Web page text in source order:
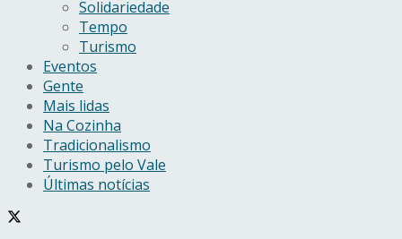
Solidariedade
Tempo
Turismo
Eventos
Gente
Mais lidas
Na Cozinha
Tradicionalismo
Turismo pelo Vale
Últimas notícias